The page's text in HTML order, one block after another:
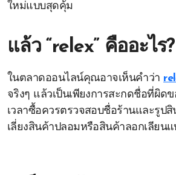
ใหม่แบบสุดคุ้ม
แล้ว “relex” คืออะไร?
ในตลาดออนไลน์คุณอาจเห็นคำว่า
จริงๆ แล้วเป็นเพียงการสะกดชื่อที่ผิดข
เวลาซื้อควรตรวจสอบชื่อร้านและรูป
เลี่ยงสินค้าปลอมหรือสินค้าลอกเลียน